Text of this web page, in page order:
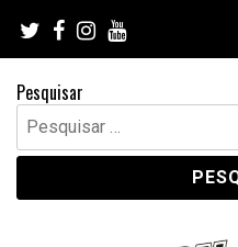
content
Pesquisar
Pesquisar
por: